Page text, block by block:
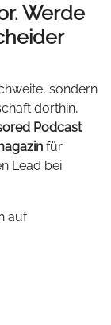
Werde
sondern
dorthin,
Podcast
für
Lead bei
auf